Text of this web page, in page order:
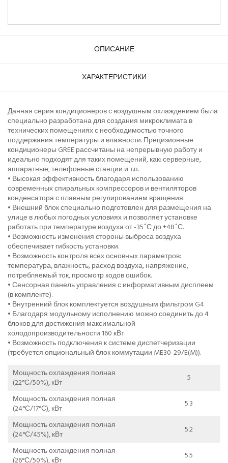
ОПИСАНИЕ
ХАРАКТЕРИСТИКИ
Данная серия кондиционеров с воздушным охлаждением была
специально разработана для создания микроклимата в
технических помещениях с необходимостью точного
поддержания температуры и влажности. Прецизионные
кондиционеры GREE рассчитаны на непрерывную работу и
идеально подходят для таких помещений, как: серверные,
аппаратные, телефонные станции и т.п.
• Высокая эффективность благодаря использованию
современных спиральных компрессоров и вентиляторов
конденсатора с плавным регулированием вращения.
• Внешний блок специально подготовлен для размещения на
улице в любых погодных условиях и позволяет установке
работать при температуре воздуха от -35˚С до +48˚С.
• Возможность изменения стороны выброса воздуха
обеспечивает гибкость установки.
• Возможность контроля всех основных параметров:
температура, влажность, расход воздуха, напряжение,
потребляемый ток, просмотр кодов ошибок.
• Сенсорная панель управления с информативным дисплеем
(в комплекте).
• Внутренний блок комплектуется воздушным фильтром G4
• Благодаря модульному исполнению можно соединить до 4
блоков для достижения максимальной
холодопроизводительности 160 кВт.
• Возможность подключения к системе диспетчеризации
(требуется опциональный блок коммутации ME30-29/E(M)).
Мощность охлаждения полная
(22°С/50%), кВт
5
Мощность охлаждения полная
(24°С/17°С), кВт
5.3
Мощность охлаждения полная
(24°С/45%), кВт
5.2
Мощность охлаждения полная
(26°С/50%), кВт
5.5